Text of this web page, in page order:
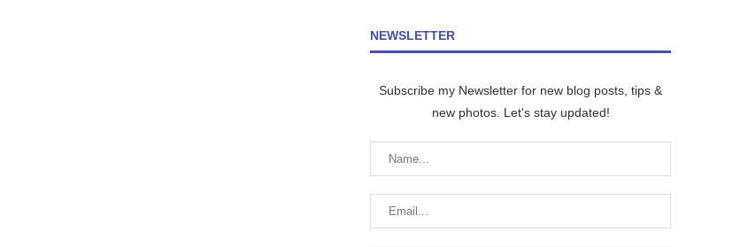
NEWSLETTER
Subscribe my Newsletter for new blog posts, tips &
new photos. Let's stay updated!